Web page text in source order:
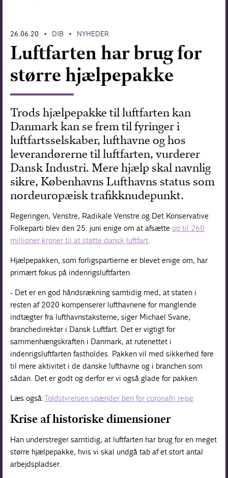
26.06.20 • DIB • NYHEDER
Luftfarten har brug for
større hjælpepakke
Trods hjælpepakke til luftfarten kan
Danmark kan se frem til fyringer i
luftfartsselskaber, lufthavne og hos
leverandørerne til luftfarten, vurderer
Dansk Industri. Mere hjælp skal navnlig
sikre, Københavns Lufthavns status som
nordeuropæisk trafikknudepunkt.
Regeringen, Venstre, Radikale Venstre og Det Konservative
Folkeparti blev den 25. juni enige om at afsætte op til 260
millioner kroner til at støtte dansk luftfart
Hjælpepakken, som forligspartierne er blevet enige om, har
primært fokus på indenrigsluftfarten.
- Det er en god håndsrækning samtidig med, at staten i
resten af 2020 kompenserer lufthavnene for manglende
indtægter fra lufthavnstaksterne, siger Michael Svane,
branchedirektør i Dansk Luftfart. Det er vigtigt for
sammenhængskraften i Danmark, at rutenettet i
indenrigsluftfarten fastholdes. Pakken vil med sikkerhed føre
til mere aktivitet i de danske lufthavne og i branchen som
sådan. Det er godt og derfor er vi også glade for pakken.
Læs også:Toldstyrelsen spænder ben for coronafri rejse
Krise af historiske dimensioner
Han understreger samtidig, at luftfarten har brug for en meget
større hjælpepakke, hvis vi skal undgå tab af et stort antal
arbejdspladser.